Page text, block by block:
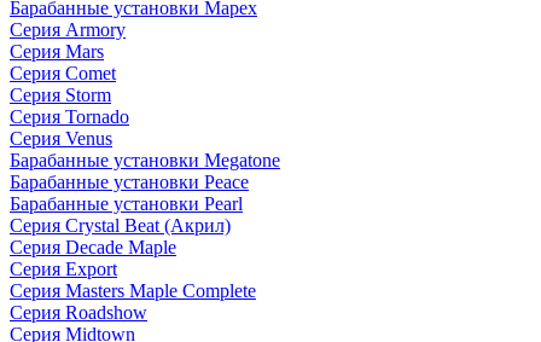
Барабанные установки Mapex
Серия Armory
Серия Mars
Серия Comet
Серия Storm
Серия Tornado
Серия Venus
Барабанные установки Megatone
Барабанные установки Peace
Барабанные установки Pearl
Серия Crystal Beat (Акрил)
Серия Decade Maple
Серия Export
Серия Masters Maple Complete
Серия Roadshow
Серия Midtown